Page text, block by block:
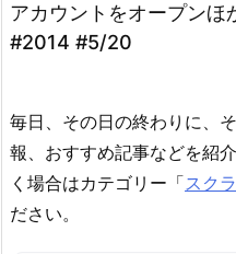
アカウントをオープンほ
#2014 #5/20
毎日、その日の終わりに、
報、おすすめ記事などを紹
く場合はカテゴリー「スク
ださい。